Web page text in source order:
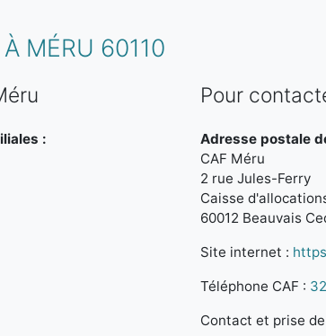
MÉRU 60110
:
Pour
Adresse postale
CAF Méru
2 rue Jules-Ferry
Caisse
60012 Beauvais
Site internet :
Téléphone CAF :
Contact et prise